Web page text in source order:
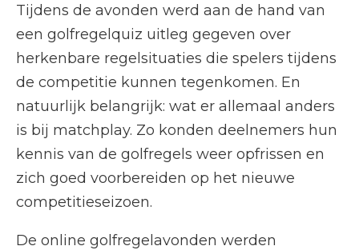
Tijdens de avonden werd aan de hand van
een golfregelquiz uitleg gegeven over
herkenbare regelsituaties die spelers tijdens
de competitie kunnen tegenkomen. En
natuurlijk belangrijk: wat er allemaal anders
is bij matchplay. Zo konden deelnemers hun
kennis van de golfregels weer opfrissen en
zich goed voorbereiden op het nieuwe
competitieseizoen.
De online golfregelavonden werden